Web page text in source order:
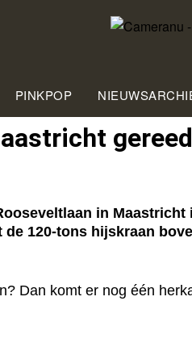
PINKPOP
gereed
in
120-tons hijskraan
Dan komt er nog één